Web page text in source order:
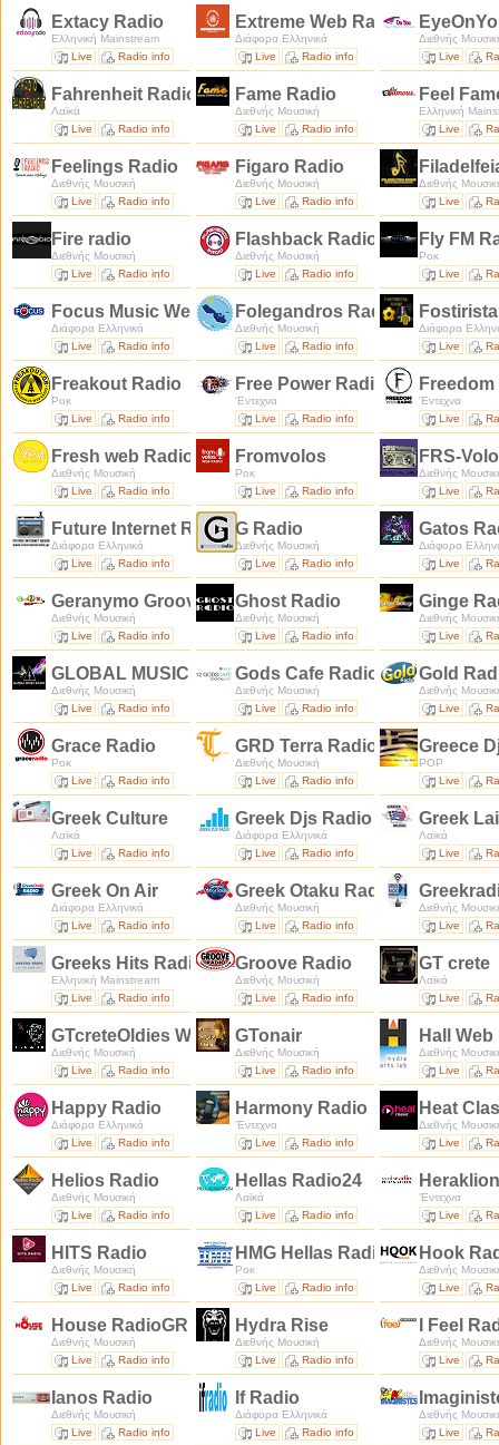
Extacy Radio
Ελληνική Mainstream
Live
Radio info
Extreme Web Radio
Διάφορα Ελληνικά
Live
Radio info
Διεθνής
Live
Fahrenheit Radio Greece
Λαϊκά
Live
Radio info
Fame Radio
Διεθνής Μουσική
Live
Radio info
Feel
Ελληνική
Live
Feelings Radio
Διεθνής Μουσική
Live
Radio info
Figaro Radio
Διεθνής Μουσική
Live
Radio info
Διεθνής
Live
Fire radio
Διεθνής Μουσική
Live
Radio info
Flashback Radio
Διεθνής Μουσική
Live
Radio info
Fly FM
Ροκ
Live
Focus Music Web Radio
Διάφορα Ελληνικά
Live
Radio info
Folegandros Radio
Διεθνής Μουσική
Live
Radio info
Διάφορα
Live
Freakout Radio
Ροκ
Live
Radio info
Free Power Radio
'Εντεχνα
Live
Radio info
'Εντεχνα
Live
Fresh web Radio
Διεθνής Μουσική
Live
Radio info
Fromvolos
Ροκ
Live
Radio info
FRS-
Διεθνής
Live
Future Internet Radio
Διάφορα Ελληνικά
Live
Radio info
G Radio
Διεθνής Μουσική
Live
Radio info
Gatos
Διάφορα
Live
Geranymo Groovy
Διεθνής Μουσική
Live
Radio info
Ghost Radio
Διεθνής Μουσική
Live
Radio info
Ginge
Διεθνής
Live
GLOBAL MUSIC RADIO
Διεθνής Μουσική
Live
Radio info
Gods Cafe Radio
Διεθνής Μουσική
Live
Radio info
Gold
Διεθνής
Live
Grace Radio
Ροκ
Live
Radio info
GRD Terra Radio
Διεθνής Μουσική
Live
Radio info
Greece
POP
Live
Greek Culture
Λαϊκά
Live
Radio info
Greek Djs Radio
Διάφορα Ελληνικά
Live
Radio info
Greek
Λαϊκά
Live
Greek On Air
Διάφορα Ελληνικά
Live
Radio info
Greek Otaku Radio
Διεθνής Μουσική
Live
Radio info
Διεθνής
Live
Greeks Hits Radio
Ελληνική Mainstream
Live
Radio info
Groove Radio
Διεθνής Μουσική
Live
Radio info
GT crete
Λαϊκά
Live
GTcreteOldies Web Radio
Διεθνής Μουσική
Live
Radio info
GTonair
Διεθνής Μουσική
Live
Radio info
Hall
Διεθνής
Live
Happy Radio
Διάφορα Ελληνικά
Live
Radio info
Harmony Radio
'Εντεχνα
Live
Radio info
Heat
Διεθνής
Live
Helios Radio
Διεθνής Μουσική
Live
Radio info
Hellas Radio24
Λαϊκά
Live
Radio info
'Εντεχνα
Live
HITS Radio
Διεθνής Μουσική
Live
Radio info
HMG Hellas Radio
Ροκ
Live
Radio info
Hook
Διεθνής
Live
House RadioGR
Διεθνής Μουσική
Live
Radio info
Hydra Rise
Διεθνής Μουσική
Live
Radio info
I Feel
Διεθνής
Live
Ianos Radio
Διεθνής Μουσική
Live
Radio info
If Radio
Διάφορα Ελληνικά
Live
Radio info
Διεθνής
Live